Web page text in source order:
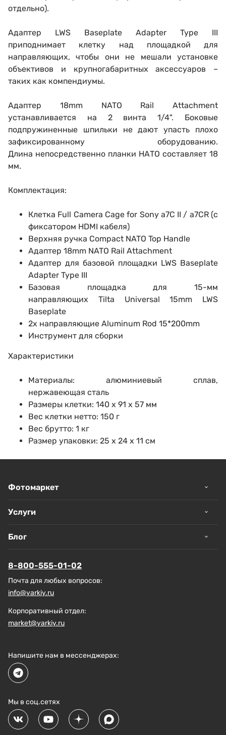
отдельно).
Адаптер LWS Baseplate Adapter Type III
приподнимает клетку над площадкой для
направляющих, чтобы они не мешали установке
объективов и крупногабаритных аксессуаров –
таких как компендиумы.
Адаптер 18mm NATO Rail Attachment
устанавливается на 2 винта 1/4". Боковые
подпружиненные шпильки не дают упасть плохо
зафиксированному оборудованию.
Длина непосредственно планки НАТО составляет 18
мм.
Комплектация:
Клетка Full Camera Cage for Sony a7C II / a7CR (с
фиксатором HDMI кабеля)
Верхняя ручка Compact NATO Top Handle
Адаптер 18mm NATO Rail Attachment
Адаптер для базовой площадки LWS Baseplate
Adapter Type III
Базовая площадка для 15-мм
направляющих Tilta Universal 15mm LWS
Baseplate
2х направляющие Aluminum Rod 15*200mm
Инструмент для сборки
Характеристики
Материалы: алюминиевый сплав,
нержавеющая сталь
Размеры клетки: 140 х 91 х 57 мм
Вес клетки нетто: 150 г
Вес брутто: 1 кг
Размер упаковки: 25 х 24 х 11 см
Фотомаркет
Услуги
Блог
8-800-555-01-02
Почта для любых вопросов:
info@yarkiy.ru
Корпоративный отдел:
market@yarkiy.ru
Напишите нам в мессенджерах:
Мы в соц.сетях